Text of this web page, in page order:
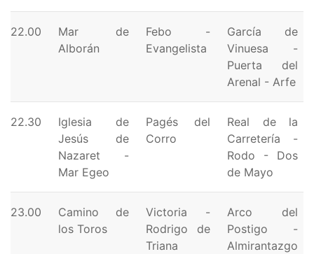
22.00
Mar de
Alborán
Febo -
Evangelista
García de
Vinuesa -
Puerta del
Arenal - Arfe
22.30
Iglesia de
Jesús de
Nazaret -
Mar Egeo
Pagés del
Corro
Real de la
Carretería -
Rodo - Dos
de Mayo
23.00
Camino de
los Toros
Victoria -
Rodrigo de
Triana
Arco del
Postigo -
Almirantazgo